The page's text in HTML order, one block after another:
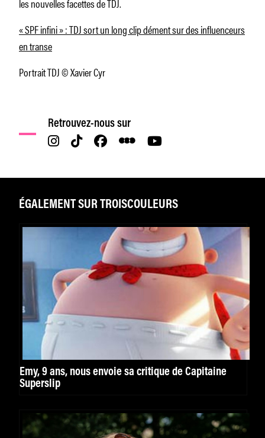
« SPF infini » : TDJ sort un long clip dément sur des influenceurs
en transe
Portrait TDJ © Xavier Cyr
Retrouvez-nous sur
ÉGALEMENT SUR TROISCOULEURS
Emy, 9 ans, nous envoie sa critique de Capitaine
Superslip